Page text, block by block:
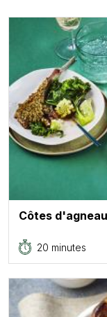
Côtes
20 minutes